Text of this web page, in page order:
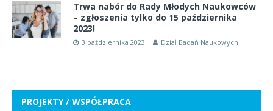
Trwa nabór do Rady Młodych Naukowców
– zgłoszenia tylko do 15 października
2023!
3 października 2023 Dział Badań Naukowych
PROJEKTY / WSPÓŁPRACA